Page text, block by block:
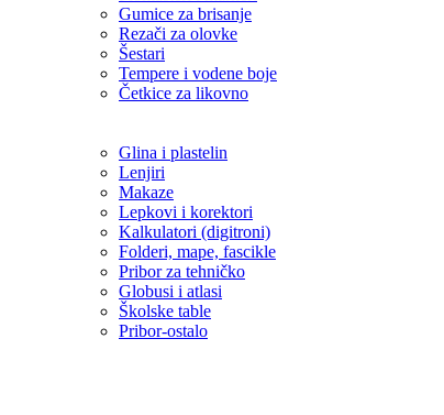
Gumice za brisanje
Rezači za olovke
Šestari
Tempere i vodene boje
Četkice za likovno
Glina i plastelin
Lenjiri
Makaze
Lepkovi i korektori
Kalkulatori (digitroni)
Folderi, mape, fascikle
Pribor za tehničko
Globusi i atlasi
Školske table
Pribor-ostalo